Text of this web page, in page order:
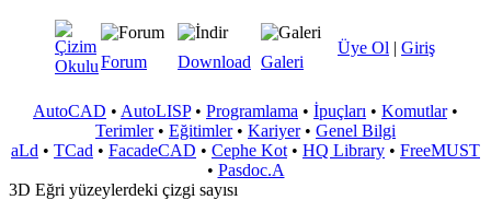
Üye Ol | Giriş
Forum Download Galeri
AutoCAD • AutoLISP• Programlama • İpuçları • Komutlar•
Terimler• Eğitimler• Kariyer• Genel Bilgi
aLd • TCad • FacadeCAD • Cephe Kot • HQ Library • FreeMUST
• Pasdoc.A
3D Eğri yüzeylerdeki çizgi sayısı